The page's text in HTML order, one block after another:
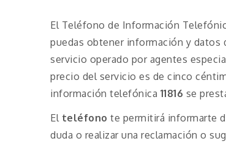
El Teléfono de Información
puedas obtener información y
servicio operado por agentes
precio del servicio es de cinco
información telefónica 11816 se
El teléfono te permitirá informarte
duda o realizar una reclamación o